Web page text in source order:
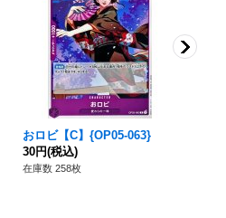
おロビ【C】{OP05-063}
30円(税込)
在庫数 258枚